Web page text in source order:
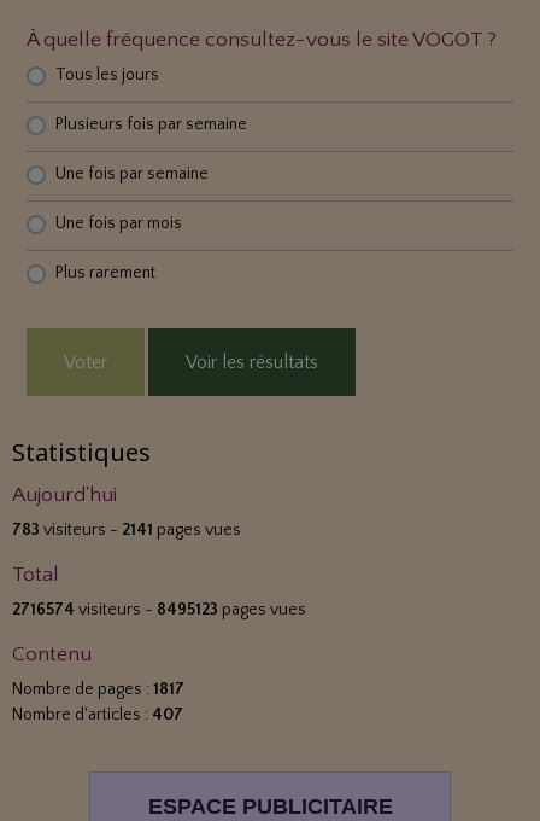
À quelle fréquence consultez-vous le site VOGOT ?
Tous les jours
Plusieurs fois par semaine
Une fois par semaine
Une fois par mois
Plus rarement
Voter Voir les résultats
Statistiques
Aujourd'hui
783 visiteurs - 2141 pages vues
Total
2716574 visiteurs - 8495123 pages vues
Contenu
Nombre de pages : 1817
Nombre d'articles : 407
ESPACE PUBLICITAIRE